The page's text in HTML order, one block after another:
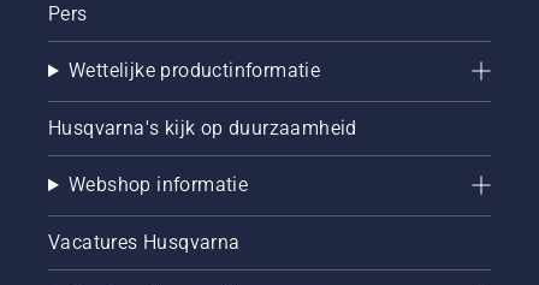
Pers
Wettelijke productinformatie
Husqvarna's kijk op duurzaamheid
Webshop informatie
Vacatures Husqvarna